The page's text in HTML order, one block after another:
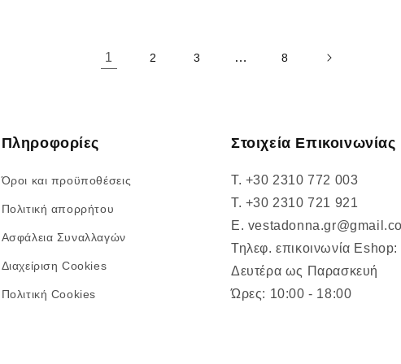
1 2 3 … 8
Πληροφορίες
Όροι και προϋποθέσεις
Πολιτική απορρήτου
Ασφάλεια Συναλλαγών
Διαχείριση Cookies
Πολιτική Cookies
Στοιχεία Επικοινωνίας
T. +30 2310 772 003
T. +30 2310 721 921
E.
Τηλεφ. επικοινωνία Eshop:
Δευτέρα ως Παρασκευή
Ώρες: 10:00 - 18:00